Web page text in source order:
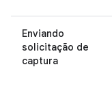
Enviando
solicitação de
captura